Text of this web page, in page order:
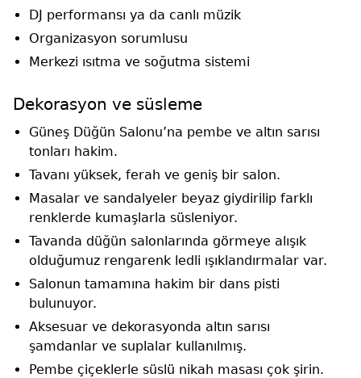
DJ performansı ya da canlı müzik
Organizasyon sorumlusu
Merkezi ısıtma ve soğutma sistemi
Dekorasyon ve süsleme
Güneş Düğün Salonu’na pembe ve altın sarısı
tonları hakim.
Tavanı yüksek, ferah ve geniş bir salon.
Masalar ve sandalyeler beyaz giydirilip farklı
renklerde kumaşlarla süsleniyor.
Tavanda düğün salonlarında görmeye alışık
olduğumuz rengarenk ledli ışıklandırmalar var.
Salonun tamamına hakim bir dans pisti
bulunuyor.
Aksesuar ve dekorasyonda altın sarısı
şamdanlar ve suplalar kullanılmış.
Pembe çiçeklerle süslü nikah masası çok şirin.